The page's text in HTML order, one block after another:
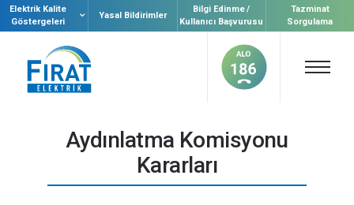
Elektrik Kalite
Göstergeleri
Yasal Bildirimler
Bilgi Edinme /
Kullanıcı Başvurusu
Tazminat
Sorgulama
Aydınlatma Komisyonu
Kararları